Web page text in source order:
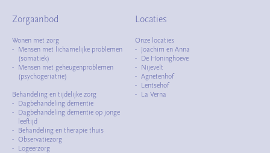
Zorgaanbod
Wonen met zorg
Mensen met lichamelijke problemen
(somatiek)
Mensen met geheugenproblemen
(psychogeriatrie)
Behandeling en tijdelijke zorg
Dagbehandeling dementie
Dagbehandeling dementie op jonge
leeftijd
Behandeling en therapie thuis
Observatiezorg
Logeerzorg
Locaties
Onze locaties
Joachim en Anna
De Honinghoeve
Nijevelt
Agnetenhof
Lentsehof
La Verna